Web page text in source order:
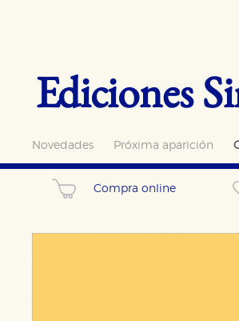
Ediciones
Novedades Próxima aparición
Compra online